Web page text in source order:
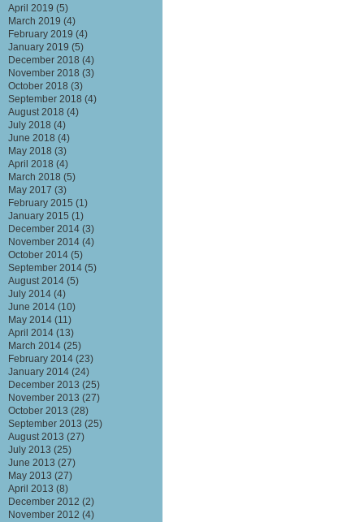
April 2019 (5)
March 2019 (4)
February 2019 (4)
January 2019 (5)
December 2018 (4)
November 2018 (3)
October 2018 (3)
September 2018 (4)
August 2018 (4)
July 2018 (4)
June 2018 (4)
May 2018 (3)
April 2018 (4)
March 2018 (5)
May 2017 (3)
February 2015 (1)
January 2015 (1)
December 2014 (3)
November 2014 (4)
October 2014 (5)
September 2014 (5)
August 2014 (5)
July 2014 (4)
June 2014 (10)
May 2014 (11)
April 2014 (13)
March 2014 (25)
February 2014 (23)
January 2014 (24)
December 2013 (25)
November 2013 (27)
October 2013 (28)
September 2013 (25)
August 2013 (27)
July 2013 (25)
June 2013 (27)
May 2013 (27)
April 2013 (8)
December 2012 (2)
November 2012 (4)